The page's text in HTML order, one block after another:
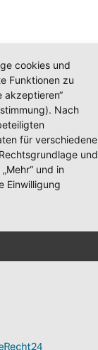
cookies und
Funktionen zu
akzeptieren“
Nach
für verschiedene
und
und in
Einwilligung